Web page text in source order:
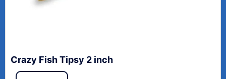
Crazy Fish Tipsy 2 inch